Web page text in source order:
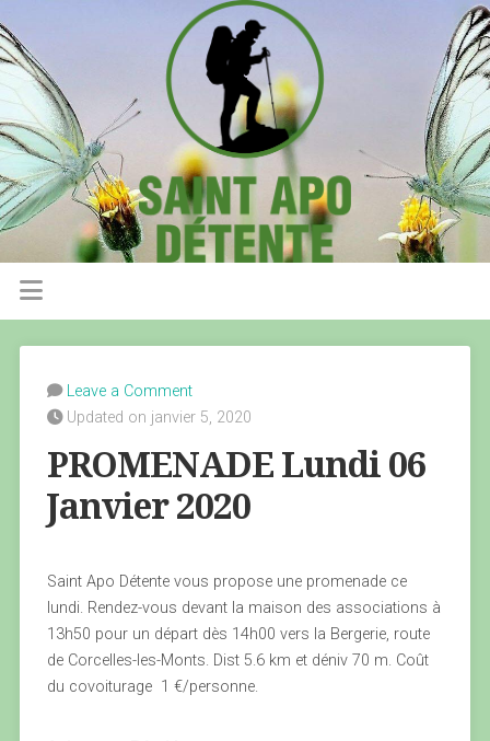
Leave a Comment
Updated on janvier 5, 2020
PROMENADE Lundi 06
Janvier 2020
Saint Apo Détente vous propose une promenade ce
lundi. Rendez-vous devant la maison des associations à
13h50 pour un départ dès 14h00 vers la Bergerie, route
de Corcelles-les-Monts. Dist 5.6 km et déniv 70 m. Coût
du covoiturage 1 €/personne.